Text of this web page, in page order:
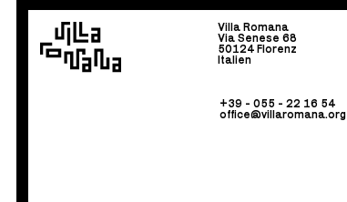
Villa Romana
Via Senese 68
50124 Florenz
Italien
+39 - 055 - 22 16 54
office@villaromana.org